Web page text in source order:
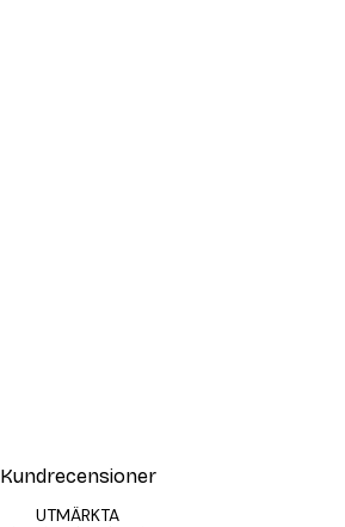
Kundrecensioner
UTMÄRKTA